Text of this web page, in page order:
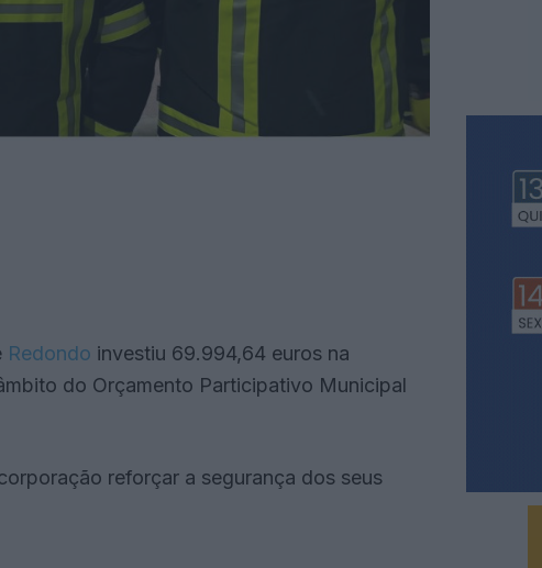
Redondo investiu 69.994,64 euros na
do Orçamento Participativo Municipal
reforçar a segurança dos seus